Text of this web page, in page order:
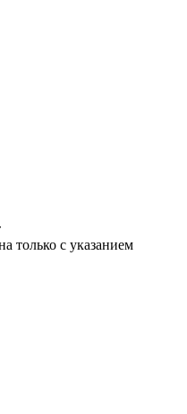
только с указанием